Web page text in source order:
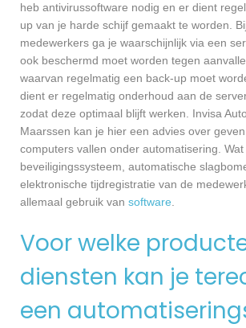
heb antivirussoftware nodig en er dient
up van je harde schijf gemaakt te worden.
medewerkers ga je waarschijnlijk via een
ook beschermd moet worden tegen
waarvan regelmatig een back-up moet
dient er regelmatig onderhoud aan de
zodat deze optimaal blijft werken. Invisa
Maarssen kan je hier een advies over
computers vallen onder automatisering.
beveiligingssysteem, automatische
elektronische tijdregistratie van de
allemaal gebruik van software
Voor welke
diensten kan je
een